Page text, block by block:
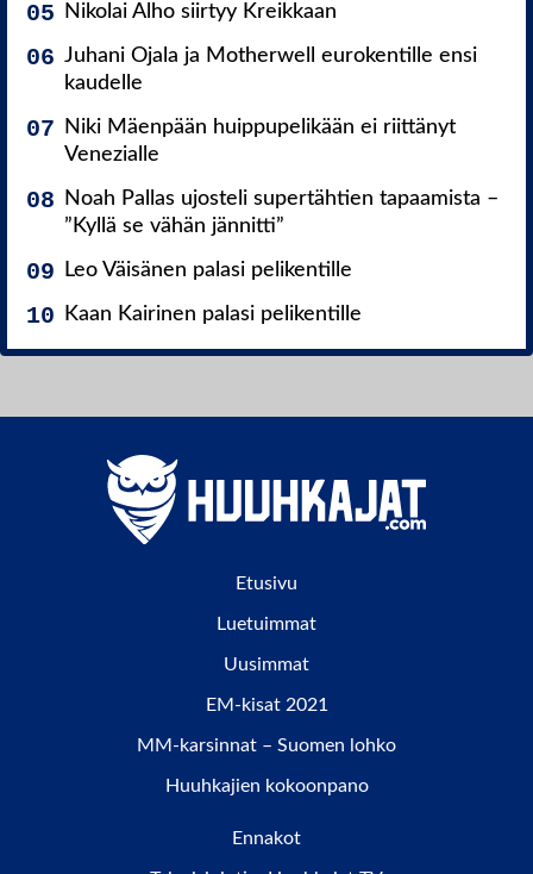
Nikolai Alho siirtyy Kreikkaan
Juhani Ojala ja Motherwell eurokentille ensi
kaudelle
Niki Mäenpään huippupelikään ei riittänyt
Venezialle
Noah Pallas ujosteli supertähtien tapaamista –
”Kyllä se vähän jännitti”
Leo Väisänen palasi pelikentille
Kaan Kairinen palasi pelikentille
Etusivu
Luetuimmat
Uusimmat
EM-kisat 2021
MM-karsinnat – Suomen lohko
Huuhkajien kokoonpano
Ennakot